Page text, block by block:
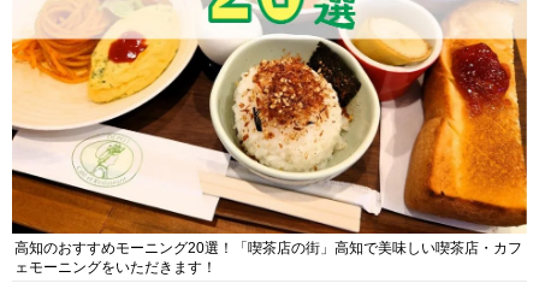
高知のおすすめモーニング20選！「喫茶店の街」高知で美味しい喫茶店・カフ
ェモーニングをいただきます！